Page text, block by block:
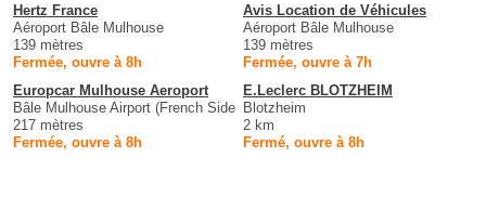
Hertz France
Aéroport Bâle Mulhouse
139 mètres
Fermée, ouvre à 8h
Avis Location de Véhicules
Aéroport Bâle Mulhouse
139 mètres
Fermée, ouvre à 7h
Europcar Mulhouse Aeroport
Bâle Mulhouse Airport (French Side
217 mètres
Fermée, ouvre à 8h
E.Leclerc BLOTZHEIM
Blotzheim
2 km
Fermé, ouvre à 8h